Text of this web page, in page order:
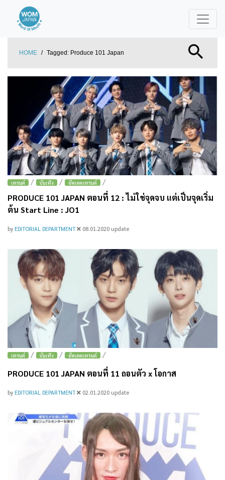
HOME / Tagged: Produce 101 Japan
เทรนด์ / บันเทิง / อัพเดตเทรนด์ /
PRODUCE 101 JAPAN ตอนที่ 12 : ไม่ใช่จุดจบ แต่เป็นจุดเริ่ม
ต้น Start Line : JO1
by EDITORIAL DEPARTMENT 08.01.2020 update
เทรนด์ / บันเทิง / อัพเดตเทรนด์ /
PRODUCE 101 JAPAN ตอนที่ 11 ถอนตัว x โอกาส
by EDITORIAL DEPARTMENT 02.01.2020 update